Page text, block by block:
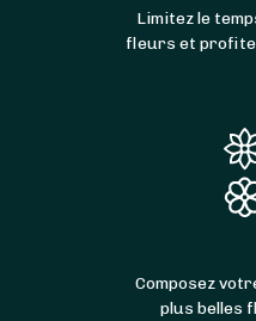
Limitez le
fleurs et
Composez
plus belles